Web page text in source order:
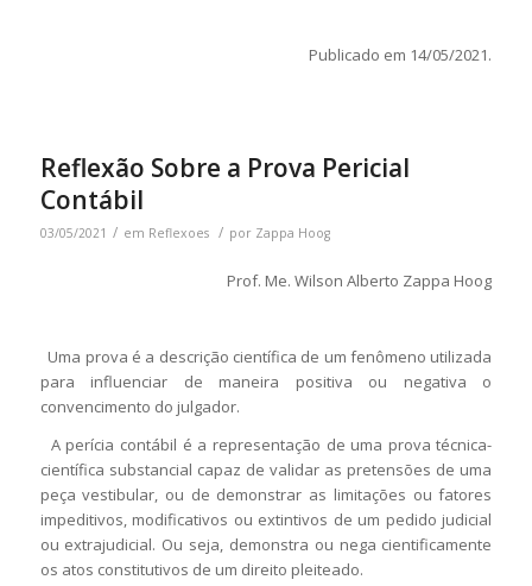
Publicado em 14/05/2021.
Reflexão Sobre a Prova Pericial
Contábil
03/05/2021 / em Reflexoes / por Zappa Hoog
Prof. Me. Wilson Alberto Zappa Hoog
Uma prova é a descrição científica de um fenômeno utilizada
para influenciar de maneira positiva ou negativa o
convencimento do julgador.
A perícia contábil é a representação de uma prova técnica-
científica substancial capaz de validar as pretensões de uma
peça vestibular, ou de demonstrar as limitações ou fatores
impeditivos, modificativos ou extintivos de um pedido judicial
ou extrajudicial. Ou seja, demonstra ou nega cientificamente
os atos constitutivos de um direito pleiteado.